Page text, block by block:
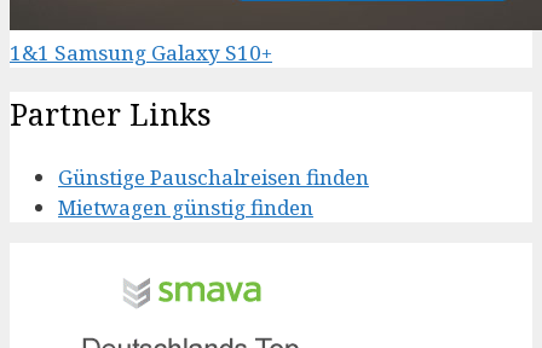
1&1 Samsung Galaxy S10+
Partner Links
Günstige Pauschalreisen finden
Mietwagen günstig finden